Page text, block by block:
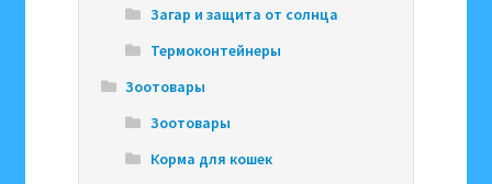
Загар и защита от солнца
Термоконтейнеры
Зоотовары
Зоотовары
Корма для кошек